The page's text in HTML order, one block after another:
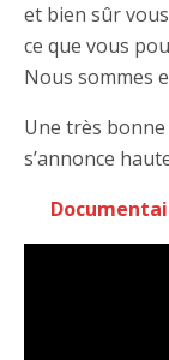
et bien sûr
ce que vous
Nous sommes
Une très
s’annonce